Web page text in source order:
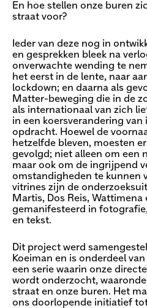
En hoe stellen onze buren
straat voor?
Ieder van deze nog in
en gesprekken bleek na
onverwachte wending te
het eerst in de lente, naar
lockdown; en daarna als
Matter-beweging die in de
als internationaal van zich
in een koersverandering van
opdracht. Hoewel de
hetzelfde bleven, moesten
gevolgd; niet alleen om een
maar ook om de ingrijpend
omstandigheden te kunnen
vitrines zijn de
Martis, Dos Reis, Wattimena
gemanifesteerd in
en tekst.
Dit project werd
Koeiman en is onderdeel van
een serie waarin onze
wordt onderzocht,
straat en onze buren. Het
ons doorlopende initiatief